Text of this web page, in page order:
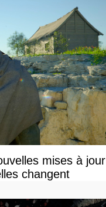
mises à jour
changent